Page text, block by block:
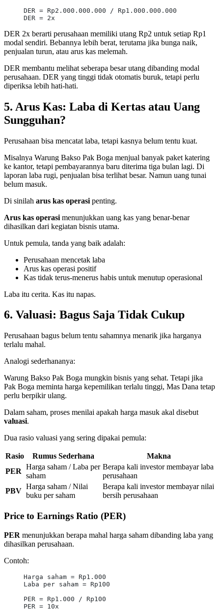
DER = Rp2.000.000.000 / Rp1.000.000.000
DER = 2x
DER 2x berarti perusahaan memiliki utang Rp2 untuk setiap Rp1
modal sendiri. Bebannya lebih berat, terutama jika bunga naik,
penjualan turun, atau arus kas melemah.
DER membantu melihat seberapa besar utang dibanding modal
perusahaan. DER yang tinggi tidak otomatis buruk, tetapi perlu
diperiksa lebih hati-hati.
5. Arus Kas: Laba di Kertas atau Uang
Sungguhan?
Perusahaan bisa mencatat laba, tetapi kasnya belum tentu kuat.
Misalnya Warung Bakso Pak Boga menjual banyak paket katering
ke kantor, tetapi pembayarannya baru diterima tiga bulan lagi. Di
laporan laba rugi, penjualan bisa terlihat besar. Namun uang tunai
belum masuk.
Di sinilah arus kas operasi penting.
Arus kas operasi menunjukkan uang kas yang benar-benar
dihasilkan dari kegiatan bisnis utama.
Untuk pemula, tanda yang baik adalah:
Perusahaan mencetak laba
Arus kas operasi positif
Kas tidak terus-menerus habis untuk menutup operasional
Laba itu cerita. Kas itu napas.
6. Valuasi: Bagus Saja Tidak Cukup
Perusahaan bagus belum tentu sahamnya menarik jika harganya
terlalu mahal.
Analogi sederhananya:
Warung Bakso Pak Boga mungkin bisnis yang sehat. Tetapi jika
Pak Boga meminta harga kepemilikan terlalu tinggi, Mas Dana tetap
perlu berpikir ulang.
Dalam saham, proses menilai apakah harga masuk akal disebut
valuasi.
Dua rasio valuasi yang sering dipakai pemula:
Rasio Rumus Sederhana
Makna
PER
Harga saham / Laba per
saham
Berapa kali investor membayar laba
perusahaan
PBV
Harga saham / Nilai
buku per saham
Berapa kali investor membayar nilai
bersih perusahaan
Price to Earnings Ratio (PER)
PER menunjukkan berapa mahal harga saham dibanding laba yang
dihasilkan perusahaan.
Contoh:
Harga saham = Rp1.000
Laba per saham = Rp100
PER = Rp1.000 / Rp100
PER = 10x